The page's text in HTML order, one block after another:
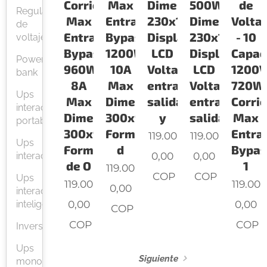
Regulador
de
voltaje
Power
bank
Ups
interactiva
portable
Ups
interactiva
Ups
interactiva
inteligente
Inversor
Ups
monofasica
Corriente
Max
Entrada
Bypass
960W
8A
Max
Dimensiones
300x95x140mm
Forma
de O
119.00
0,00
COP
Max
Entrada
Bypass
1200W
10A
Max
Dimensiones
300x95x140mm
Forma
d
119.00
0,00
COP
Dimensiones
230x112x205mm
Display
LCD
Voltaje
entrada
salida
y
119.00
0,00
COP
500W
Dimensiones
Display
LCD
Voltaje
entrada
salida
119.00
0,00
COP
de
- 10
720W
Max
1
119.00
0,00
COP
Siguiente